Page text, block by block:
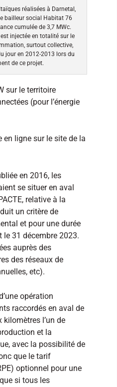
réalisées à Darnetal,
bailleur social Habitat 76
cumulée de 3,7 MWc.
injectée en totalité sur le
surtout collective,
jour en 2012-2013 lors du
de ce projet.
sur le territoire
(pour l’énergie
en ligne sur le site de la
en 2016, les
se situer en aval
relative à la
un critère de
et pour une durée
le 31 décembre 2023.
auprès des
des réseaux de
etc).
opération
raccordés en aval de
l’un de
et la
avec la possibilité de
que le tarif
optionnel pour une
si tous les